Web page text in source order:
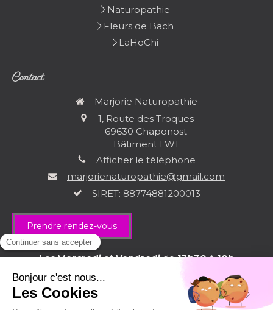
Naturopathie
Fleurs de Bach
LaHoChi
Contact
Marjorie Naturopathie
1, Route des Troques
69630 Chaponost
Bâtiment LW1
Afficher le téléphone
marjorienaturopathie@gmail.com
SIRET: 88774881200013
Prendre rendez-vous
LesMercredietVendredide13h30à18h